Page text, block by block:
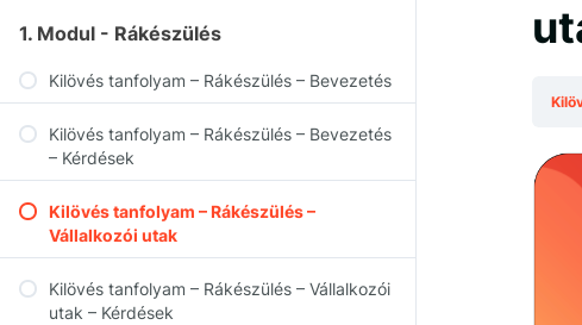
1. Modul - Rákészülés
Kilövés tanfolyam – Rákészülés – Bevezetés
Kilövés tanfolyam – Rákészülés – Bevezetés
– Kérdések
Kilövés tanfolyam – Rákészülés –
Vállalkozói utak
Kilövés tanfolyam – Rákészülés – Vállalkozói
utak – Kérdések